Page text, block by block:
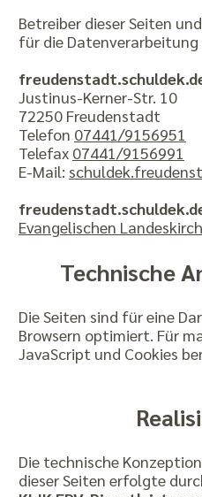
Betreiber dieser Seiten
für die
Justinus-Kerner-Str. 10
72250 Freudenstadt
Telefon 07441/9156951
Telefax 07441/9156991
E-Mail:
Evangelischen
Technische
Die Seiten sind für eine
Browsern optimiert. Für
JavaScript und Cookies
Die technische
dieser Seiten erfolgte